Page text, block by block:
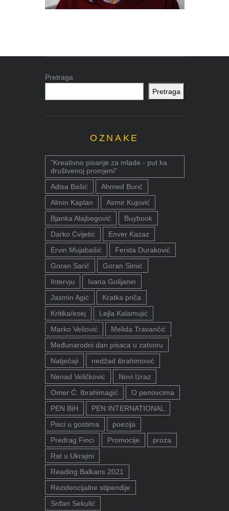
Pretraga
Pretraga
OZNAKE
"Kreativno pisanje za mlade - put ka
društvenoj promjeni"
Adisa Bašić
Ahmed Burić
Almin Kaplan
Asmir Kujović
Bjanka Alajbegović
Buybook
Darko Cvijetić
Enver Kazaz
Ervin Mujabašić
Ferida Duraković
Goran Sarić
Goran Simić
Intervju
Ivana Golijanin
Jasmin Agić
Kratka priča
Kritika/esej
Lejla Kalamujić
Marko Vešović
Melida Travančić
Međunarodni dan pisaca u zatvoru
Natječaji
nedžad ibrahimović
Nenad Veličković
Novi Izraz
Omer Ć. Ibrahimagić
O penovcima
PEN BiH
PEN INTERNATIONAL
Pisci u gostima
poezija
Predrag Finci
Promocije
proza
Rat u Ukrajini
Reading Balkans 2021
Rezidencijalne stipendije
Srđan Sekulić